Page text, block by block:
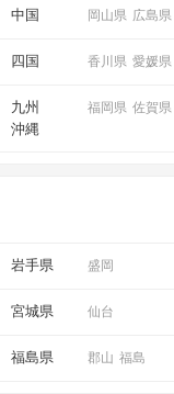
中国 岡山県 広島県
四国 香川県 愛媛県
九州
沖縄
福岡県 佐賀県
岩手県 盛岡
宮城県 仙台
福島県 郡山 福島